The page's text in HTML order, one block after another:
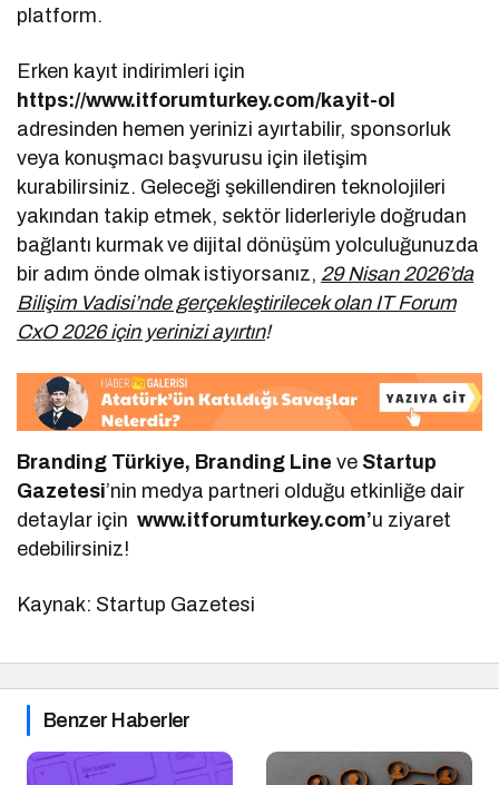
platform.
Erken kayıt indirimleri için
https://www.itforumturkey.com/kayit-ol
adresinden hemen yerinizi ayırtabilir, sponsorluk
veya konuşmacı başvurusu için iletişim
kurabilirsiniz. Geleceği şekillendiren teknolojileri
yakından takip etmek, sektör liderleriyle doğrudan
bağlantı kurmak ve dijital dönüşüm yolculuğunuzda
bir adım önde olmak istiyorsanız, 29 Nisan 2026’da
Bilişim Vadisi’nde gerçekleştirilecek olan IT Forum
CxO 2026 için yerinizi ayırtın!
Branding Türkiye, Branding Lineve Startup
Gazetesi’nin medya partneri olduğu etkinliğe dair
detaylar içinwww.itforumturkey.com’u ziyaret
edebilirsiniz!
Kaynak: Startup Gazetesi
Benzer Haberler